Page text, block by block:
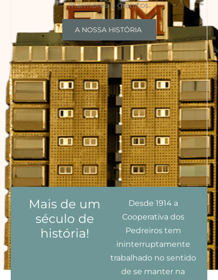
mármores e granitos.
A NOSSA HISTÓRIA
Mais de um
século de
história!
Desde 1914 a
Cooperativa dos
Pedreiros tem
ininterruptamente
trabalhado no sentido
de se manter na